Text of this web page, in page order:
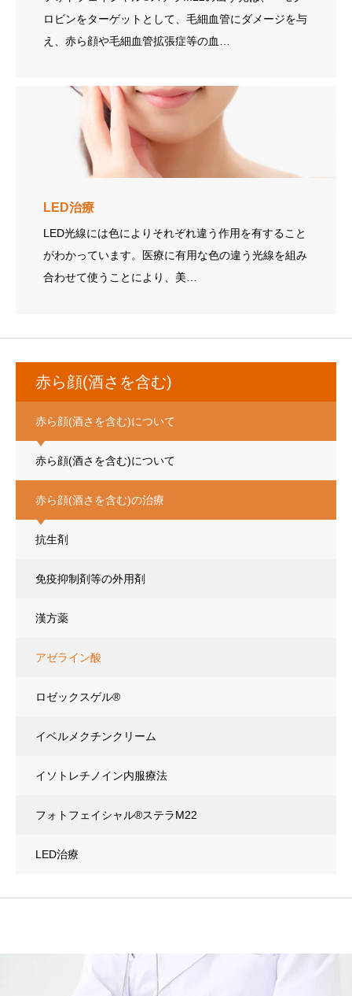
ロビンをターゲットとして、毛細血管にダメージを与
え、赤ら顔や毛細血管拡張症等の血…
LED治療
LED光線には色によりそれぞれ違う作用を有すること
がわかっています。医療に有用な色の違う光線を組み
合わせて使うことにより、美…
赤ら顔(酒さを含む)
赤ら顔(酒さを含む)について
赤ら顔(酒さを含む)について
赤ら顔(酒さを含む)の治療
抗生剤
免疫抑制剤等の外用剤
漢方薬
アゼライン酸
ロゼックスゲル®
イベルメクチンクリーム
イソトレチノイン内服療法
フォトフェイシャル®ステラM22
LED治療